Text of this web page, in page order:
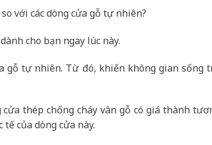
với các dòng cửa gỗ tự nhiên?
cho bạn ngay lúc này.
gỗ tự nhiên. Từ đó, khiến không gian sống
thép chống cháy vân gỗ có giá thành
của dòng cửa này.